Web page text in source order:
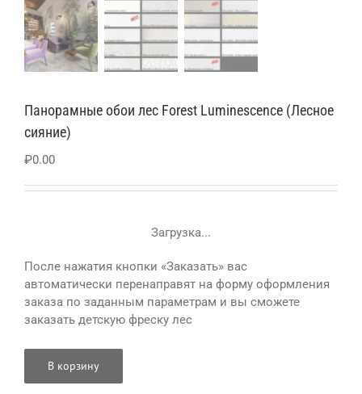
Панорамные обои лес Forest Luminescence (Лесное
сияние)
₽0.00
Загрузка...
После нажатия кнопки «Заказать» вас
автоматически перенаправят на форму оформления
заказа по заданным параметрам и вы сможете
заказать детскую фреску лес
В корзину